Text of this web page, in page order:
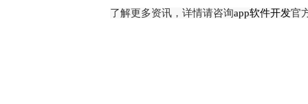
了解更多资讯，详情请咨询app软件开发官